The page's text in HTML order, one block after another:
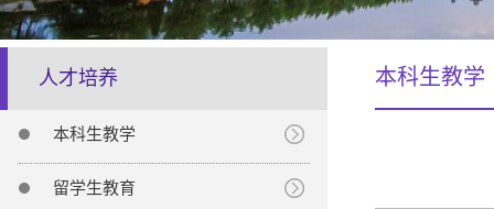
人才培养
本科生教学
留学生教育
本科生教学